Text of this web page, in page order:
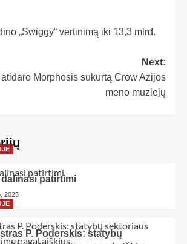
„Swiggy“ vertinimą iki 13,3 mlrd.
Next:
Morphosis sukurtą Crow Azijos
meno muziejų
patirtimi
2025
P. Poderskis: statybų